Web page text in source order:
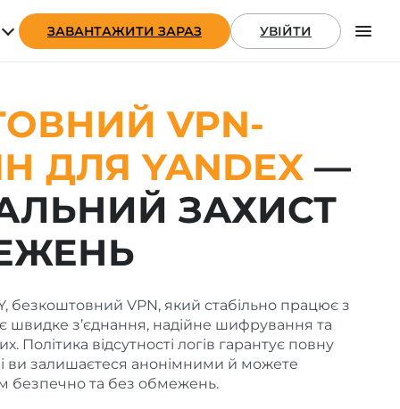
ЗАВАНТАЖИТИ ЗАРАЗ УВІЙТИ
VPN-
ДЛЯ YANDEX —
ЗАХИСТ
безкоштовний VPN, який стабільно працює з
швидке з’єднання, надійне шифрування та
Політика відсутності логів гарантує повну
ви залишаєтеся анонімними й можете
безпечно та без обмежень.